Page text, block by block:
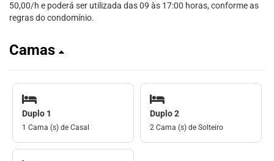
50,00/h e poderá ser utilizada das 09 às 17:00 horas, conforme as
regras do condomínio.
Camas
Duplo 1
1 Cama (s) de Casal
Duplo 2
2 Cama (s) de Solteiro